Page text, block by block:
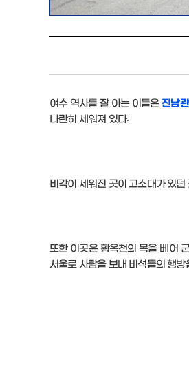
여수 역사를 잘 아는 이들은 진남관
나란히 세워져 있다.
비각이 세워진 곳이 고소대가 있
또한 이곳은 황옥천의 목을 베어
서울로 사람을 보내 비석들의 행방